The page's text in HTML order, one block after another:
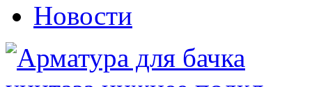
Новости